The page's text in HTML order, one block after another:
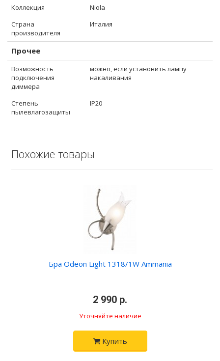
Коллекция
Niola
Страна
производителя
Италия
Прочее
Возможность
подключения
диммера
можно, если установить лампу
накаливания
Степень
пылевлагозащиты
IP20
Похожие товары
Бра Odeon Light 1318/1W Ammania
2 990 р.
Уточняйте наличие
Купить